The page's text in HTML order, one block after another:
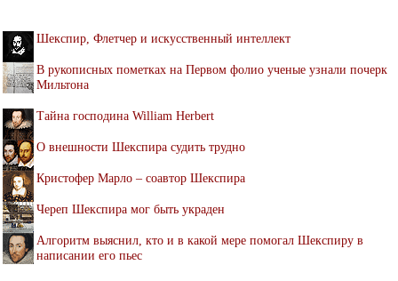
Шекспир, Флетчер и искусственный интеллект
В рукописных пометках на Первом фолио ученые узнали почерк
Мильтона
Тайна господина William Herbert
О внешности Шекспира судить трудно
Кристофер Марло – соавтор Шекспира
Череп Шекспира мог быть украден
Алгоритм выяснил, кто и в какой мере помогал Шекспиру в
написании его пьес